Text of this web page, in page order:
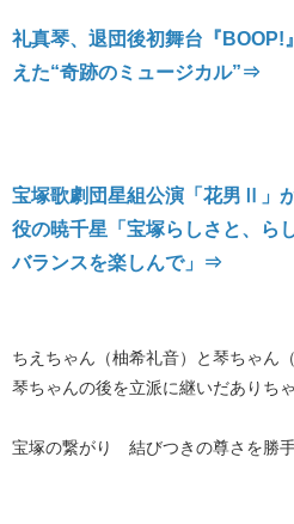
礼真琴、退団後初舞台『
えた“奇跡のミュージカル”⇒
宝塚歌劇団星組公演「花男Ⅱ」
役の暁千星「宝塚らしさと、ら
バランスを楽しんで」⇒
ちえちゃん（柚希礼音）と琴ちゃん
琴ちゃんの後を立派に継いだありち
宝塚の繋がり 結びつきの尊さを勝